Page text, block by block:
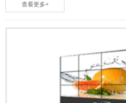
查看更多+